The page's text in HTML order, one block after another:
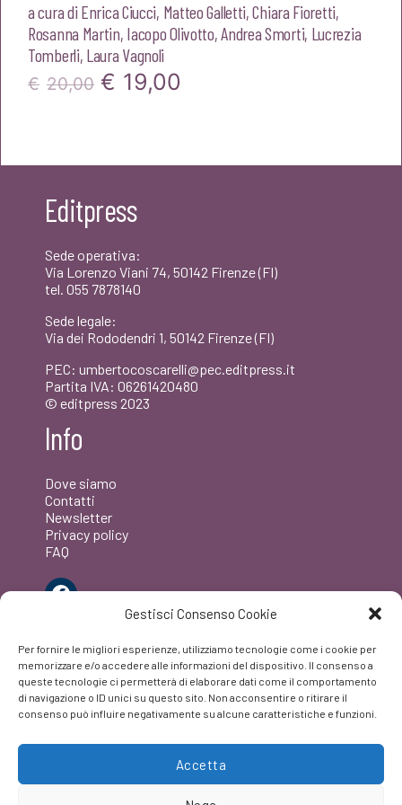
Gestisci Consenso Cookie
Per fornire le migliori esperienze, utilizziamo tecnologie come i cookie per
memorizzare e/o accedere alle informazioni del dispositivo. Il consenso a
queste tecnologie ci permetterà di elaborare dati come il comportamento
di navigazione o ID unici su questo sito. Non acconsentire o ritirare il
consenso può influire negativamente su alcune caratteristiche e funzioni.
Accetta
a cura di Enrica Ciucci, Matteo Galletti,Chiara Fioretti,
Rosanna Martin, Iacopo Olivotto,Andrea Smorti, Lucrezia
Tomberli, Laura Vagnoli
€ 20,00 Il
€20,00.
€ 19,00
Editpress
Sede operativa:
Via Lorenzo Viani 74, 50142 Firenze (FI)
tel. 055 7878140
Sede legale:
Via dei Rododendri 1, 50142 Firenze (FI)
PEC: umbertocoscarelli@pec.editpress.it
Partita IVA: 06261420480
© editpress 2023
Info
Dove siamo
Contatti
Newsletter
Privacy policy
FAQ